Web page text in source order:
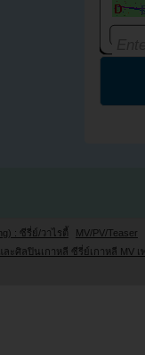
: ซีรี่ย์/วาไรตี้
MV/PV/Teaser
ละศิลปินเกาหลี ซีรี่ย์เกาหลี MV